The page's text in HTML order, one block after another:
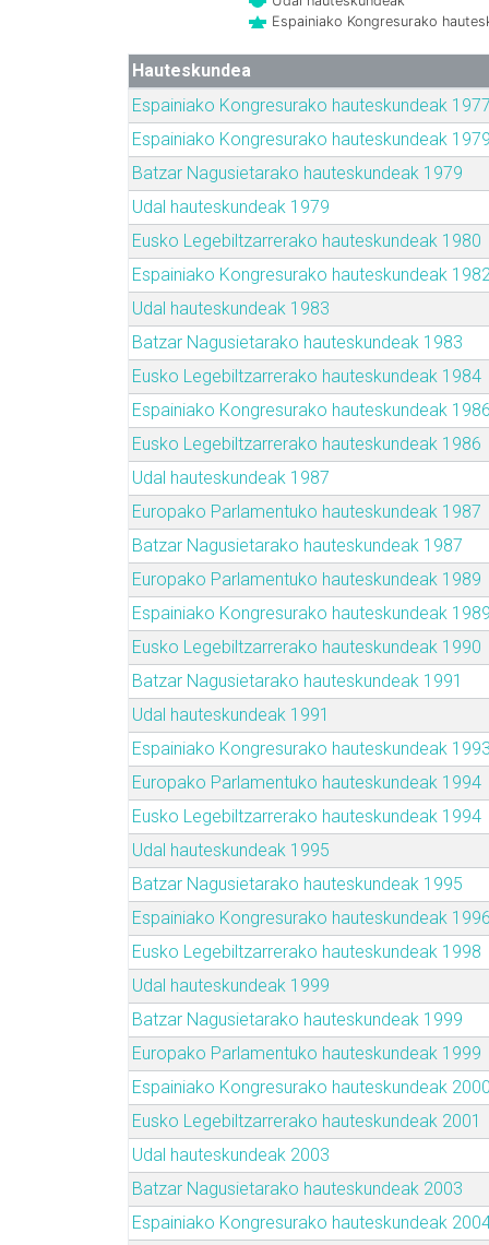
Espainiako Kongresurako
Hauteskundea
Espainiako Kongresurako hauteskundeak 1977
Espainiako Kongresurako hauteskundeak 1979
Batzar Nagusietarako hauteskundeak 1979
Udal hauteskundeak 1979
Eusko Legebiltzarrerako hauteskundeak 1980
Espainiako Kongresurako hauteskundeak
Udal hauteskundeak 1983
Batzar Nagusietarako hauteskundeak 1983
Eusko Legebiltzarrerako hauteskundeak 1984
Espainiako Kongresurako hauteskundeak 1986
Eusko Legebiltzarrerako hauteskundeak 1986
Udal hauteskundeak 1987
Europako Parlamentuko hauteskundeak 1987
Batzar Nagusietarako hauteskundeak 1987
Europako Parlamentuko hauteskundeak 1989
Espainiako Kongresurako hauteskundeak 1989
Eusko Legebiltzarrerako hauteskundeak 1990
Batzar Nagusietarako hauteskundeak 1991
Udal hauteskundeak 1991
Espainiako Kongresurako hauteskundeak 1993
Europako Parlamentuko hauteskundeak 1994
Eusko Legebiltzarrerako hauteskundeak 1994
Udal hauteskundeak 1995
Batzar Nagusietarako hauteskundeak 1995
Espainiako Kongresurako hauteskundeak 1996
Eusko Legebiltzarrerako hauteskundeak 1998
Udal hauteskundeak 1999
Batzar Nagusietarako hauteskundeak 1999
Europako Parlamentuko hauteskundeak 1999
Espainiako Kongresurako hauteskundeak 2000
Eusko Legebiltzarrerako hauteskundeak 2001
Udal hauteskundeak 2003
Batzar Nagusietarako hauteskundeak 2003
Espainiako Kongresurako hauteskundeak